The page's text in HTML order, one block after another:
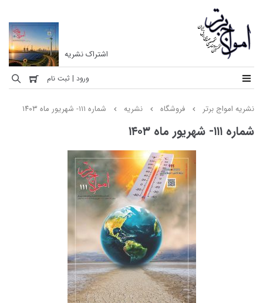
نشریه
برتر
نخستین
اشتراک نشریه
ورود | ثبت نام
نشریه امواج برتر فروشگاه نشریه شماره ۱۱۱- شهریور ماه ۱۴۰۳
شماره ۱۱۱- شهریور ماه ۱۴۰۳